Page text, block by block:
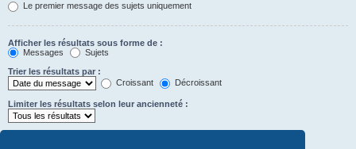
Le premier message des sujets uniquement
Afficher les résultats sous forme de :
Messages
Sujets
Trier les résultats par :
Croissant
Décroissant
Limiter les résultats selon leur ancienneté :